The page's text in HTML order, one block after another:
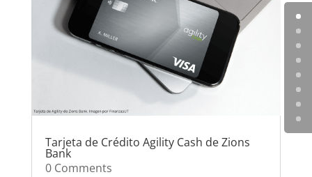
Tarjeta de Crédito Agility Cash de Zions
Bank
0 Comments